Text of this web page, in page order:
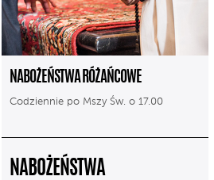
NABOŻEŃSTWA RÓŻAŃCOWE
Codziennie po Mszy Św. o 17.00
NABOŻEŃSTWA